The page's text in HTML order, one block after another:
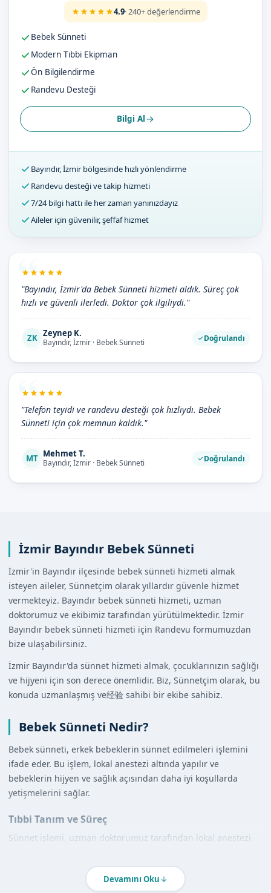
4.9· 240+ değerlendirme
Bebek Sünneti
Modern Tıbbi Ekipman
Ön Bilgilendirme
Randevu Desteği
Bilgi Al
Bayındır, İzmir bölgesinde hızlı yönlendirme
Randevu desteği ve takip hizmeti
7/24 bilgi hattı ile her zaman yanınızdayız
Aileler için güvenilir, şeffaf hizmet
"Bayındır, İzmir'da Bebek Sünneti hizmeti aldık. Süreç çok
hızlı ve güvenli ilerledi. Doktor çok ilgiliydi."
ZK Zeynep K.
Bayındır, İzmir · Bebek Sünneti Doğrulandı
"Telefon teyidi ve randevu desteği çok hızlıydı. Bebek
Sünneti için çok memnun kaldık."
MT Mehmet T.
Bayındır, İzmir · Bebek Sünneti Doğrulandı
İzmir Bayındır Bebek Sünneti
İzmir'in Bayındır ilçesinde bebek sünneti hizmeti almak
isteyen aileler, Sünnetçim olarak yıllardır güvenle hizmet
vermekteyiz. Bayındır bebek sünneti hizmeti, uzman
doktorumuz ve ekibimiz tarafından yürütülmektedir. İzmir
Bayındır bebek sünneti hizmeti için Randevu formumuzdan
bize ulaşabilirsiniz.
İzmir Bayındır'da sünnet hizmeti almak, çocuklarınızın sağlığı
ve hijyeni için son derece önemlidir. Biz, Sünnetçim olarak, bu
konuda uzmanlaşmış ve经验 sahibi bir ekibe sahibiz.
Bebek Sünneti Nedir?
Bebek sünneti, erkek bebeklerin sünnet edilmeleri işlemini
ifade eder. Bu işlem, lokal anestezi altında yapılır ve
bebeklerin hijyen ve sağlık açısından daha iyi koşullarda
yetişmelerini sağlar.
Tıbbi Tanım ve Süreç
Sünnet işlemi, uzman doktorumuz tarafından lokal anestezi
herhangi bir ağrı veya rahatsızlık hissetmez.
Devamını Oku